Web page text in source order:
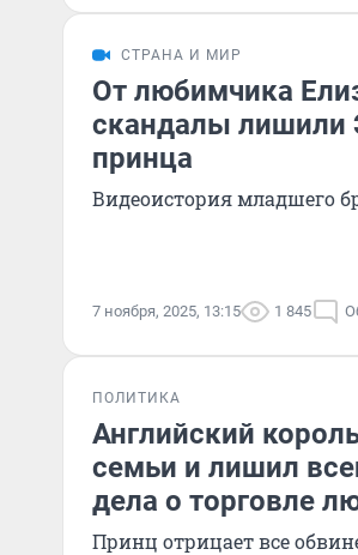
СТРАНА И МИР
От любимчика
скандалы лишили
принца
Видеоистория младшего
7 ноября, 2025, 13:15 1 845
ПОЛИТИКА
Английский
семьи и лишил
дела о торговле
Принц отрицает все